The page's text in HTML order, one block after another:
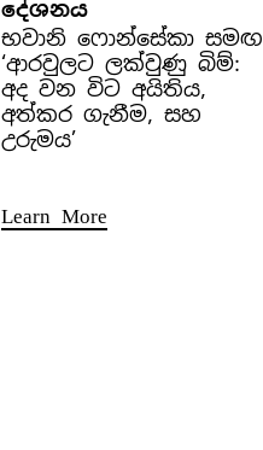
දේශනය
භවානි ෆොන්සේකා සමඟ
‘ආරවුලට ලක්වුණු බිම්:
අද වන විට අයිතිය,
අත්කර ගැනීම, සහ
උරුමය’
Learn More